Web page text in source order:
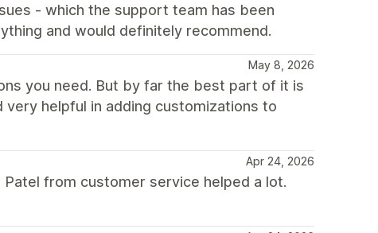
- which the support team has been
and would definitely recommend.
May 8, 2026
you need. But by far the best part of it is
helpful in adding customizations to
Apr 24, 2026
from customer service helped a lot.